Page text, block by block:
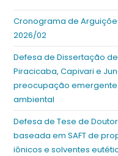
Cronograma de
2026/02
Defesa de Dissertação
Piracicaba, Capivari e
preocupação
ambiental
Defesa de Tese de
baseada em SAFT de
iônicos e solventes